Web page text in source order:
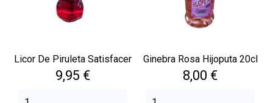
Licor De Piruleta Satisfacer
Precio
9,95 €
Ginebra Rosa Hijoputa 20cl
Precio
8,00 €